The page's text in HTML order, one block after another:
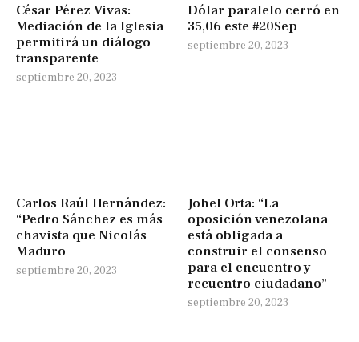
César Pérez Vivas:
Mediación de la Iglesia
permitirá un diálogo
transparente
septiembre 20, 2023
Dólar paralelo cerró en
35,06 este #20Sep
septiembre 20, 2023
Carlos Raúl Hernández:
“Pedro Sánchez es más
chavista que Nicolás
Maduro
septiembre 20, 2023
Johel Orta: “La
oposición venezolana
está obligada a
construir el consenso
para el encuentro y
recuentro ciudadano”
septiembre 20, 2023